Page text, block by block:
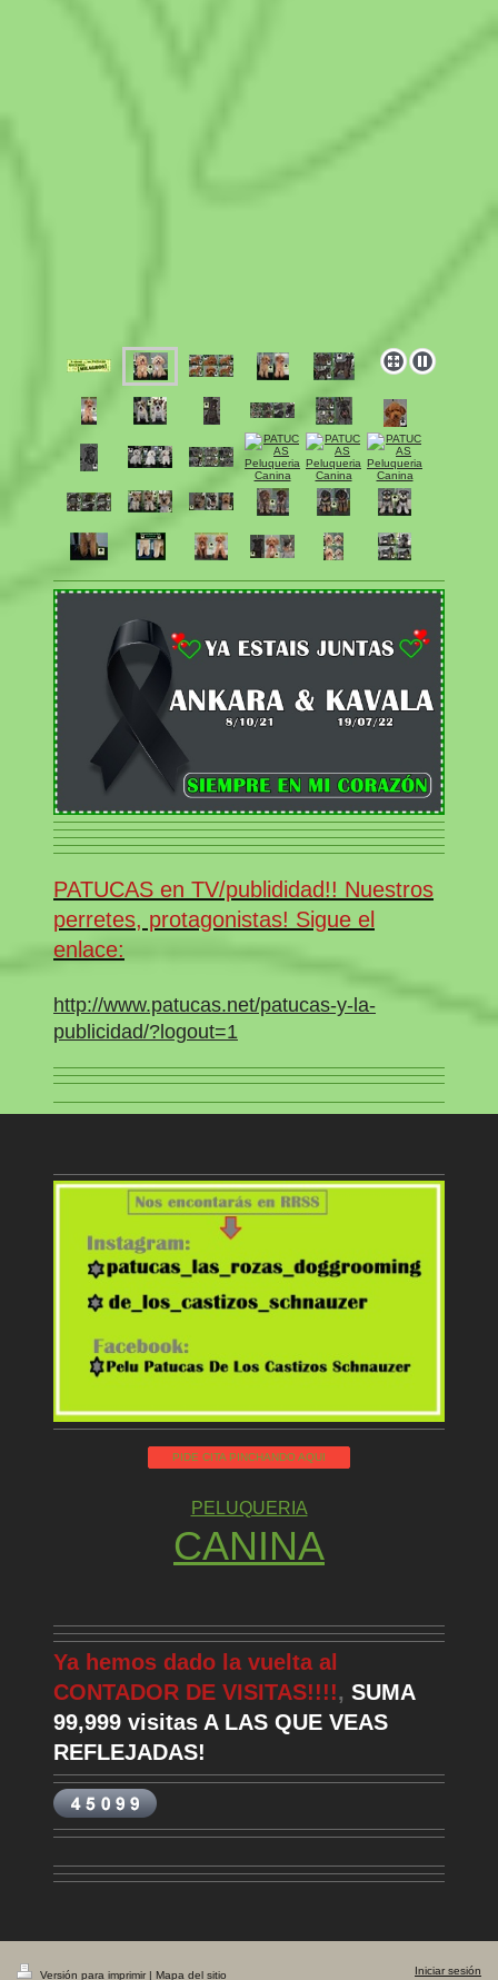
PATUCAS en TV/publididad!! Nuestros
perretes, protagonistas! Sigue el
enlace:
http://www.patucas.net/patucas-y-la-
publicidad/?logout=1
PIDE CITA PINCHANDO AQUI
PELUQUERIA
CANINA
Ya hemos dado la vuelta al
CONTADOR DE VISITAS!!!!, SUMA
99,999 visitas A LAS QUE VEAS
REFLEJADAS!
Versión para imprimir | Mapa del sitio
Iniciar sesión